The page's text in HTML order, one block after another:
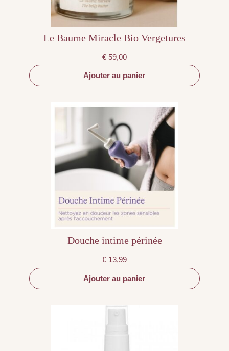
Le Baume Miracle Bio Vergetures
€ 59,00
Ajouter au panier
Douche intime périnée
€ 13,99
Ajouter au panier